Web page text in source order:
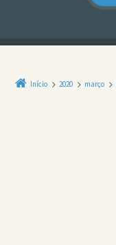
Início 2020 março